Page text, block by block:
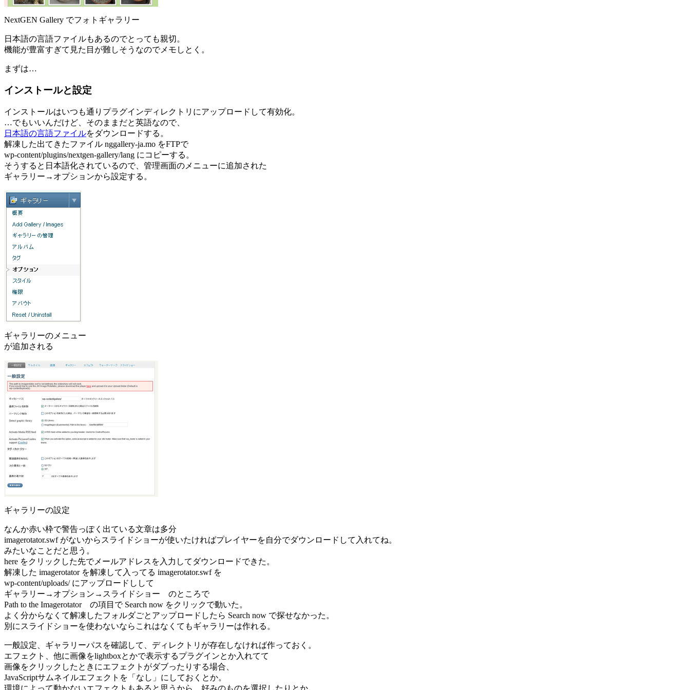
NextGEN Gallery でフォトギャラリー
日本語の言語ファイルもあるのでとっても親切。
機能が豊富すぎて見た目が難しそうなのでメモしとく。
まずは…
インストールと設定
インストールはいつも通りプラグインディレクトリにアップロードして有効化。
…でもいいんだけど、そのままだと英語なので、
日本語の言語ファイルをダウンロードする。
解凍した出てきたファイル nggallery-ja.mo をFTPで
wp-content/plugins/nextgen-gallery/lang にコピーする。
そうすると日本語化されているので、管理画面のメニューに追加された
ギャラリー→オプションから設定する。
ギャラリーのメニュー
が追加される
ギャラリーの設定
なんか赤い枠で警告っぽく出ている文章は多分
imagerotator.swf がないからスライドショーが使いたければプレイヤーを自分でダウンロードして入れてね。
みたいなことだと思う。
here をクリックした先でメールアドレスを入力してダウンロードできた。
解凍した imagerotator を解凍して入ってる imagerotator.swf を
wp-content/uploads/ にアップロードしして
ギャラリー→オプション→スライドショー のところで
Path to the Imagerotator の項目で Search now をクリックで動いた。
よく分からなくて解凍したフォルダごとアップロードしたら Search now で探せなかった。
別にスライドショーを使わないならこれはなくてもギャラリーは作れる。
一般設定、ギャラリーパスを確認して、ディレクトリが存在しなければ作っておく。
エフェクト、他に画像をlightboxとかで表示するプラグインとか入れてて
画像をクリックしたときにエフェクトがダブったりする場合、
JavaScriptサムネイルエフェクトを「なし」にしておくとか。